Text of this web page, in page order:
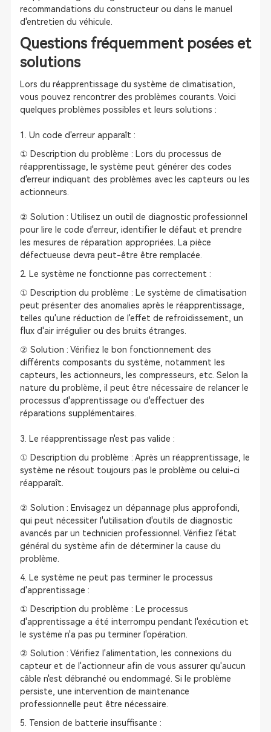
recommandations du constructeur ou dans le manuel
d'entretien du véhicule.
Questions fréquemment posées et
solutions
Lors du réapprentissage du système de climatisation,
vous pouvez rencontrer des problèmes courants. Voici
quelques problèmes possibles et leurs solutions :
1. Un code d'erreur apparaît :
① Description du problème : Lors du processus de
réapprentissage, le système peut générer des codes
d'erreur indiquant des problèmes avec les capteurs ou les
actionneurs.
② Solution : Utilisez un outil de diagnostic professionnel
pour lire le code d'erreur, identifier le défaut et prendre
les mesures de réparation appropriées. La pièce
défectueuse devra peut-être être remplacée.
2. Le système ne fonctionne pas correctement :
① Description du problème : Le système de climatisation
peut présenter des anomalies après le réapprentissage,
telles qu'une réduction de l'effet de refroidissement, un
flux d'air irrégulier ou des bruits étranges.
② Solution : Vérifiez le bon fonctionnement des
différents composants du système, notamment les
capteurs, les actionneurs, les compresseurs, etc. Selon la
nature du problème, il peut être nécessaire de relancer le
processus d'apprentissage ou d'effectuer des
réparations supplémentaires.
3. Le réapprentissage n'est pas valide :
① Description du problème : Après un réapprentissage, le
système ne résout toujours pas le problème ou celui-ci
réapparaît.
② Solution : Envisagez un dépannage plus approfondi,
qui peut nécessiter l'utilisation d'outils de diagnostic
avancés par un technicien professionnel. Vérifiez l'état
général du système afin de déterminer la cause du
problème.
4. Le système ne peut pas terminer le processus
d'apprentissage :
① Description du problème : Le processus
d'apprentissage a été interrompu pendant l'exécution et
le système n'a pas pu terminer l'opération.
② Solution : Vérifiez l'alimentation, les connexions du
capteur et de l'actionneur afin de vous assurer qu'aucun
câble n'est débranché ou endommagé. Si le problème
persiste, une intervention de maintenance
professionnelle peut être nécessaire.
5. Tension de batterie insuffisante :